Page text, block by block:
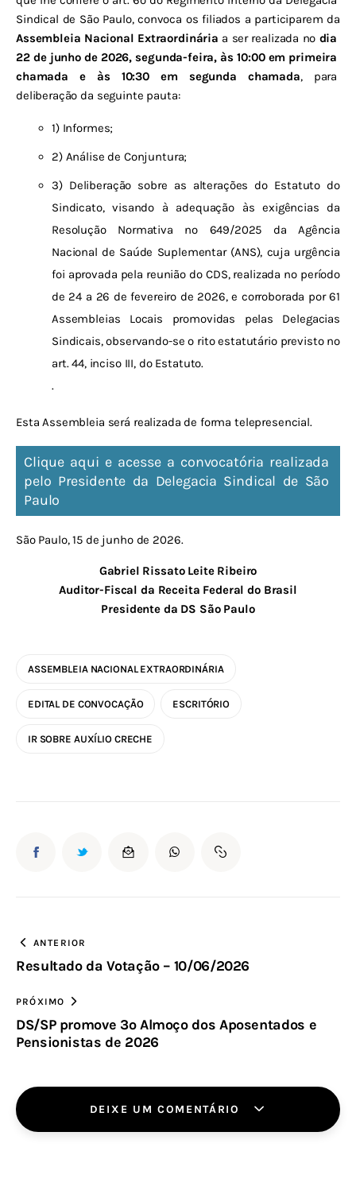
Sindical de São Paulo, convoca os filiados a participarem da
Assembleia Nacional Extraordinária a ser realizada no dia
22 de junho de 2026, segunda-feira, às 10:00 em primeira
chamada e às 10:30 em segunda chamada, para
deliberação da seguinte pauta:
1) Informes;
2) Análise de Conjuntura;
3) Deliberação sobre as alterações do Estatuto do
Sindicato, visando à adequação às exigências da
Resolução Normativa nº 649/2025 da Agência
Nacional de Saúde Suplementar (ANS), cuja urgência
foi aprovada pela reunião do CDS, realizada no período
de 24 a 26 de fevereiro de 2026, e corroborada por 61
Assembleias Locais promovidas pelas Delegacias
Sindicais, observando-se o rito estatutário previsto no
art. 44, inciso III, do Estatuto.
.
Esta Assembleia será realizada de forma telepresencial.
Clique aqui e acesse a convocatória realizada
pelo Presidente da Delegacia Sindical de São
Paulo
São Paulo, 15 de junho de 2026.
Gabriel Rissato Leite Ribeiro
Auditor-Fiscal da Receita Federal do Brasil
Presidente da DS São Paulo
ASSEMBLEIA NACIONAL EXTRAORDINÁRIA
EDITAL DE CONVOCAÇÃO ESCRITÓRIO
IR SOBRE AUXÍLIO CRECHE
ANTERIOR
Resultado da Votação – 10/06/2026
PRÓXIMO
DS/SP promove 3º Almoço dos Aposentados e
Pensionistas de 2026
DEIXE UM COMENTÁRIO